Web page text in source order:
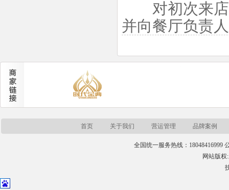
对初次来店
并向餐厅负责
首页 关于我们 营运管理 品牌案例
全国统一服务热线：18048416999
网站版